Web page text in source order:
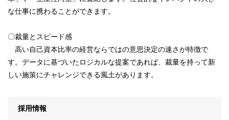
な仕事に携わることができます。
〇裁量とスピード感
高い自己資本比率の経営ならではの意思決定の速さが特徴で
す。データに基づいたロジカルな提案であれば、裁量を持って新
しい施策にチャレンジできる風土があります。
採用情報